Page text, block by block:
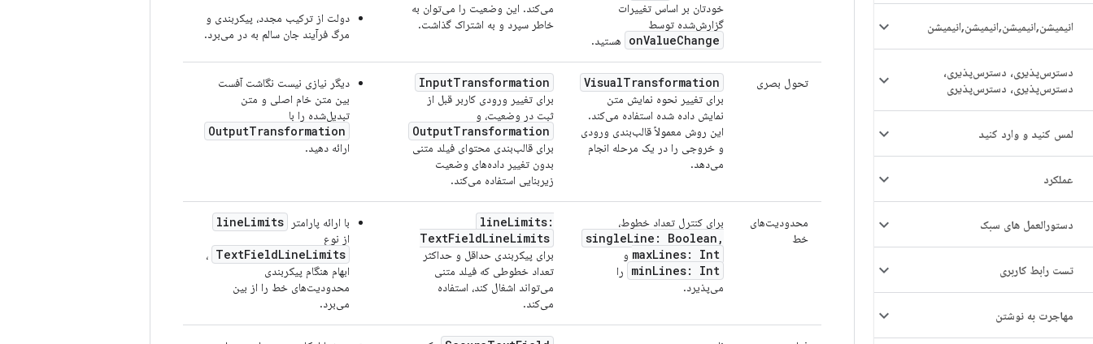
انیمیشن,انیمیشن,انیمیشن,انیمیشن
دسترس‌پذیری، دسترس‌پذیری،
دسترس‌پذیری، دسترس‌پذیری
لمس کنید و وارد کنید
عملکرد
دستورالعمل های سبک
تست رابط کاربری
مهاجرت به نوشتن
خودتان بر اساس تغییرات
گزارش‌شده توسط
onValueChange هستید.
می‌کند. این وضعیت را می‌توان به
خاطر سپرد و به اشتراک گذاشت.
دولت از ترکیب مجدد، پیکربندی و
مرگ فرآیند جان سالم به در می‌برد.
تحول بصری VisualTransformation
برای تغییر نحوه نمایش متن
نمایش داده شده استفاده می‌کند.
این روش معمولاً قالب‌بندی ورودی
و خروجی را در یک مرحله انجام
می‌دهد.
InputTransformation
برای تغییر ورودی کاربر قبل از
ثبت در وضعیت، و
OutputTransformation
برای قالب‌بندی محتوای فیلد متنی
بدون تغییر داده‌های وضعیت
زیربنایی استفاده می‌کند.
دیگر نیازی نیست نگاشت آفست
بین متن خام اصلی و متن
تبدیل‌شده را با
OutputTransformation
ارائه دهید.
محدودیت‌های
خط
برای کنترل تعداد خطوط،
singleLine: Boolean,
maxLines: Int و
minLines: Int
را
می‌پذیرد.
lineLimits:
TextFieldLineLimits
برای پیکربندی حداقل و حداکثر
تعداد خطوطی که فیلد متنی
می‌تواند اشغال کند، استفاده
می‌کند.
با ارائه پارامتر lineLimits
از نوع
TextFieldLineLimits ،
ابهام هنگام پیکربندی
محدودیت‌های خط را از بین
می‌برد.